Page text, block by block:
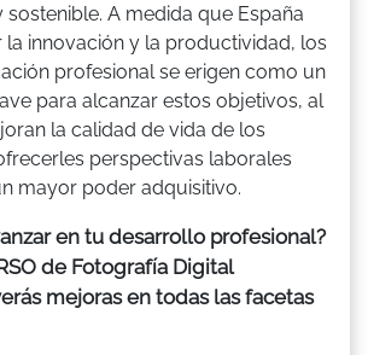
sostenible. A medida que España
innovación y la productividad, los
profesional se erigen como un
para alcanzar estos objetivos, al
la calidad de vida de los
perspectivas laborales
mayor poder adquisitivo.
en tu desarrollo profesional?
de Fotografía Digital
mejoras en todas las facetas